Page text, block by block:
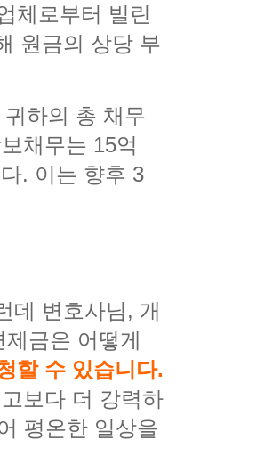
체로부터 빌린
원금의 상당 부
귀하의 총 채무
채무는 15억
. 이는 향후 3
데 변호사님, 개
금은 어떻게
할 수 있습니다.
보다 더 강력하
평온한 일상을